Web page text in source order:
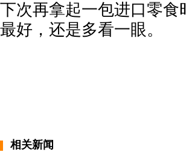
下次再拿起一包进口零
最好，还是多看一眼。
相关新闻